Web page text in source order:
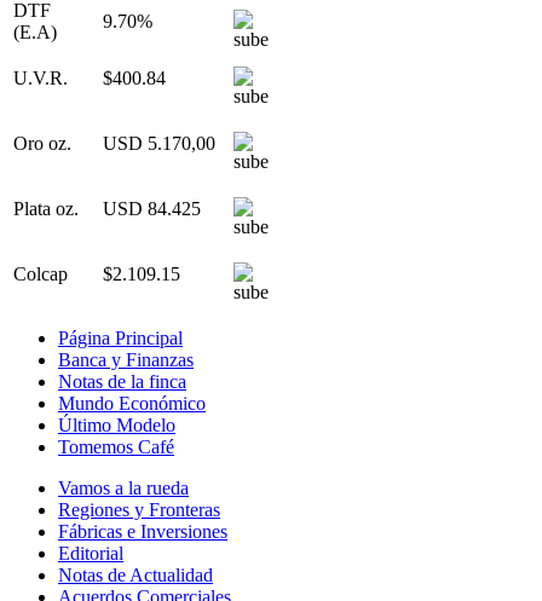
DTF
(E.A)
9.70%
U.V.R. $400.84
Oro oz. USD 5.170,00
Plata oz. USD 84.425
Colcap $2.109.15
Página Principal
Banca y Finanzas
Notas de la finca
Mundo Económico
Último Modelo
Tomemos Café
Vamos a la rueda
Regiones y Fronteras
Fábricas e Inversiones
Editorial
Notas de Actualidad